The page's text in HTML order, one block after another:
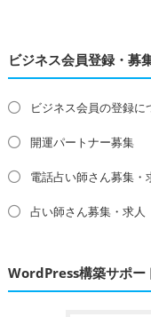
ビジネス会員登録・募
ビジネス会員の登録に
開運パートナー募集
電話占い師さん募集・
占い師さん募集・求人
WordPress構築サポー